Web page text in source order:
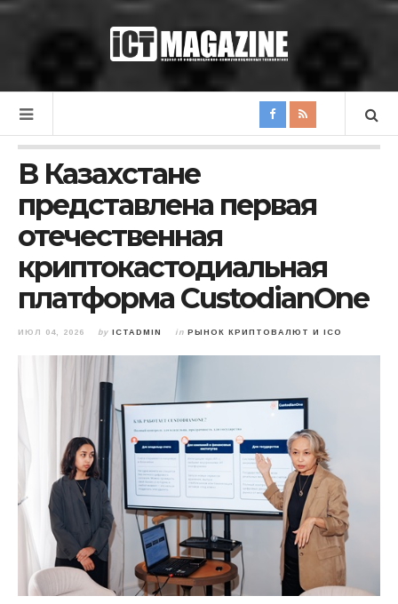
В Казахстане
представлена первая
отечественная
криптокастодиальная
платформа CustodianOne
ИЮЛ 04, 2026 by ICTADMIN in РЫНОК КРИПТОВАЛЮТ И ICO